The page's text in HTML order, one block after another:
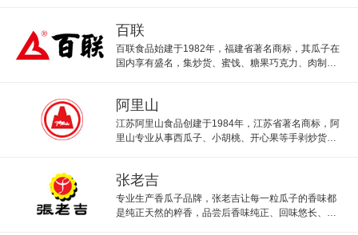
百联
百联食品始建于1982年，福建省著名商标，其瓜子在
国内享有盛名，集炒货、蜜饯、糖果巧克力、肉制品
阿里山
江苏阿里山食品创建于1984年，江苏省著名商标，阿
里山专业从事西瓜子、小胡桃、开心果等手剥炒货坚
张老吉
专业生产香瓜子品牌，张老吉让每一粒瓜子的香味都
是纯正天然的粹香，品尝后香味纯正、回味悠长、顿